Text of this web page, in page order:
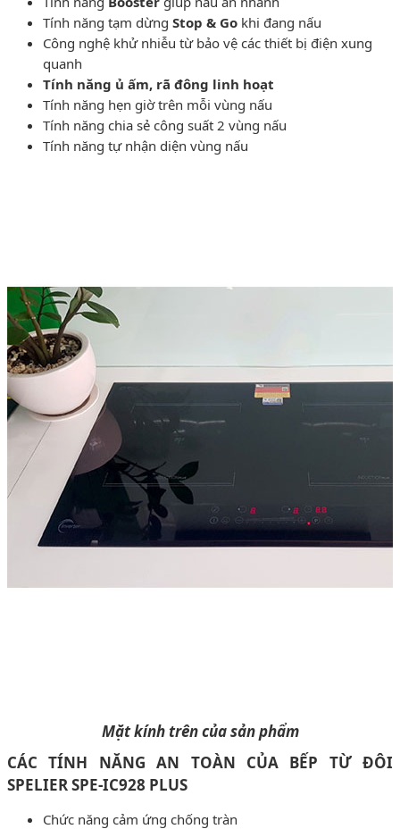
Tính năng tạm dừng Stop & Go khi đang nấu
Công nghệ khử nhiễu từ bảo vệ các thiết bị điện xung
quanh
Tính năng ủ ấm, rã đông linh hoạt
Tính năng hẹn giờ trên mỗi vùng nấu
Tính năng chia sẻ công suất 2 vùng nấu
Tính năng tự nhận diện vùng nấu
Mặt kính trên của sản phẩm
CÁC TÍNH NĂNG AN TOÀN CỦA BẾP TỪ ĐÔI
SPELIER SPE-IC928 PLUS
Chức năng cảm ứng chống tràn